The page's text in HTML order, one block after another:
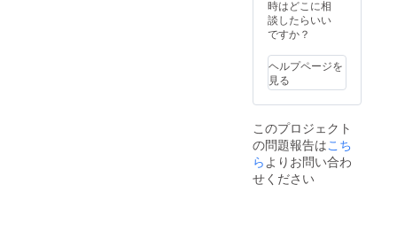
時はどこに相
談したらいい
ですか？
ヘルプページを
見る
このプロジェクト
の問題報告はこち
らよりお問い合わ
せください